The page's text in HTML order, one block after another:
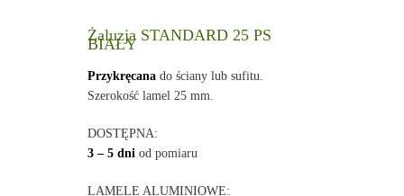
Żaluzja STANDARD 25 PS
BIAŁY
Przykręcanado ściany lub sufitu.
Szerokość lamel 25 mm.
DOSTĘPNA:
3 – 5 dni od pomiaru
LAMELE ALUMINIOWE: